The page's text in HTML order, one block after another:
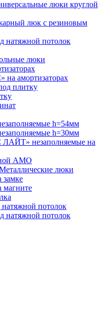
люки круглой
люк с резиновым
потолок
люки
амортизаторах
плитку
h=54мм
h=30мм
незаполняемые на
АМО
люки
замке
магните
потолок
потолок